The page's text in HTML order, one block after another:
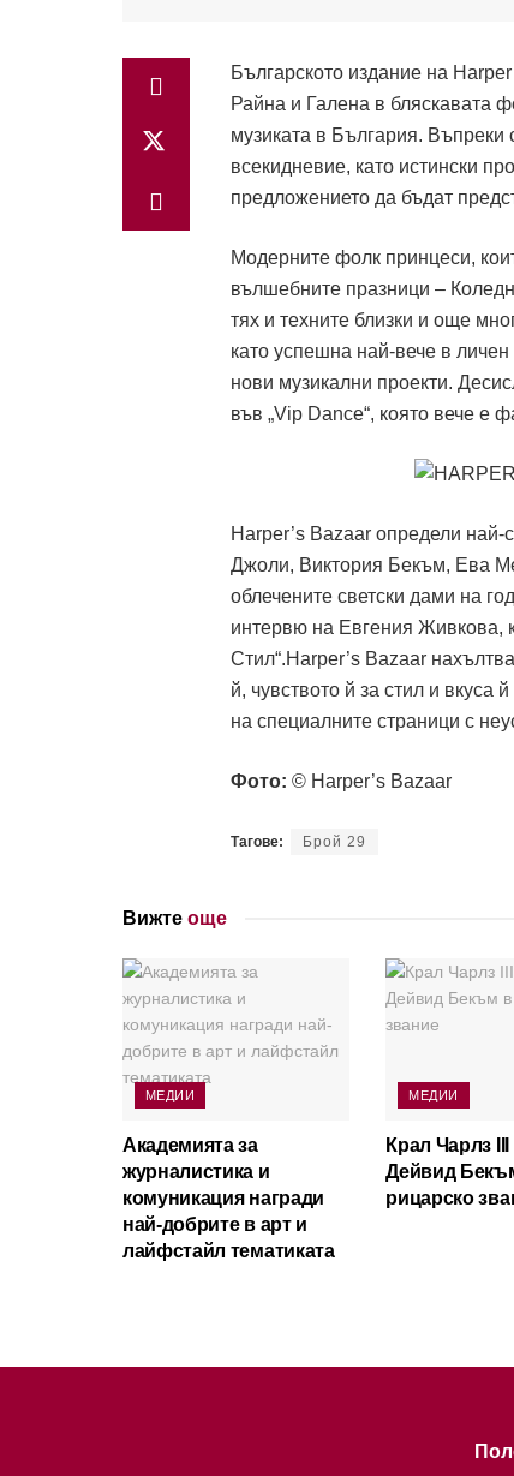
Българското издание на
Райна и Галена в бляскавата
музиката в България. Въпреки
всекидневие, като истински
предложението да бъдат
Модерните фолк принцеси,
вълшебните празници –
тях и техните близки и още
като успешна най-вече в
нови музикални проекти.
във „Vip Dance“, която вече е
Harper’s Bazaar определи
Джоли, Виктория Бекъм, Ева
облечените светски дами на
интервю на Евгения Живкова,
Стил“.Harper’s Bazaar
й, чувството й за стил и
на специалните страници с
Фото: © Harper’s Bazaar
Тагове: Брой 29
Вижте още
МЕДИИ
Академията за
журналистика и
комуникация награди
най-добрите в арт и
лайфстайл тематиката
МЕДИИ
Крал Чарлз
Дейвид
рицарско